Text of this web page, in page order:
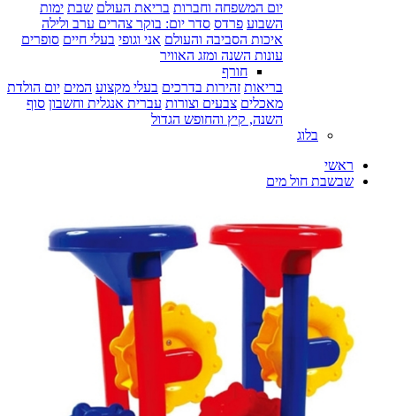
יום המשפחה וחברות בריאת העולם שבת ימות
השבוע פרדס סדר יום: בוקר צהרים ערב ולילה
איכות הסביבה והעולם אני וגופי בעלי חיים סופרים
עונות השנה ומזג האוויר
חורף
בריאות זהירות בדרכים בעלי מקצוע המים יום הולדת
מאכלים צבעים וצורות עברית אנגלית וחשבון סוף
השנה, קיץ והחופש הגדול
בלוג
ראשי
שבשבת חול מים